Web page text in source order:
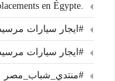
.Les déplacements en Égypte | نقل سياحي
#ايجار سيارات
#ايجار سيارات
#منتدي_شباب_مصر